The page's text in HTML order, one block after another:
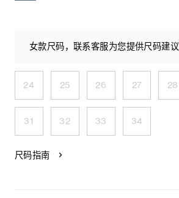
女款尺码，联系客服为您提供尺码建议
24 25 26 27 28
31 32 33 34
尺码指南